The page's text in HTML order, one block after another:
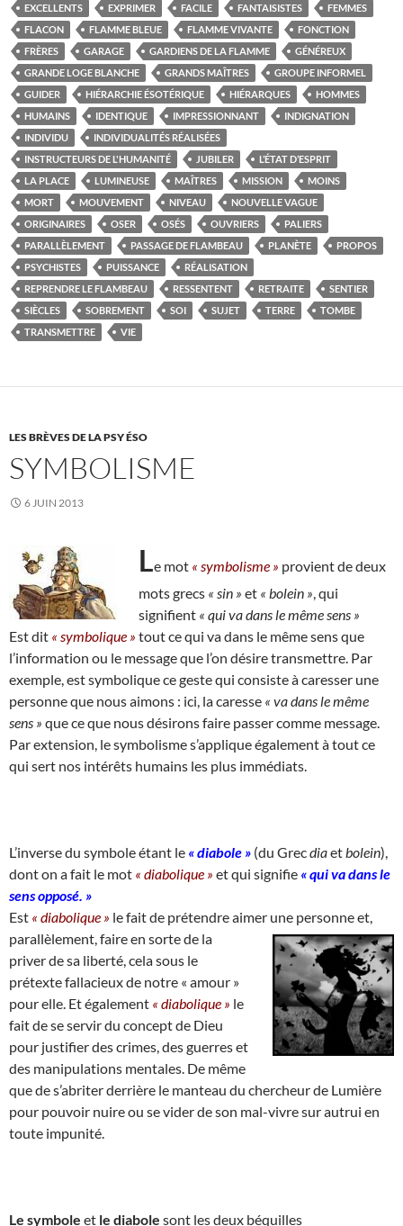
EXCELLENTS
EXPRIMER FACILE FANTAISISTES
FEMMES
FLACON
FLAMME BLEUE FLAMME VIVANTE
FONCTION
FRÈRES
GARAGE GARDIENS DE LA FLAMME
GÉNÉREUX
GRANDE LOGE BLANCHE
GRANDS MAÎTRES
GROUPE INFORMEL
GUIDER
HIÉRARCHIE ÉSOTÉRIQUE HIÉRARQUES
HOMMES
HUMAINS
IDENTIQUE IMPRESSIONNANT
INDIGNATION
INDIVIDU
INDIVIDUALITÉS RÉALISÉES
INSTRUCTEURS DE L'HUMANITÉ
JUBILER
L’ÉTAT D’ESPRIT
LA PLACE
LUMINEUSE MAÎTRES MISSION
MOINS
MORT
MOUVEMENT NIVEAU
NOUVELLE VAGUE
ORIGINAIRES
OSER OSÉS OUVRIERS
PALIERS
PARALLÈLEMENT
PASSAGE DE FLAMBEAU PLANÈTE
PROPOS
PSYCHISTES
PUISSANCE
RÉALISATION
REPRENDRE LE FLAMBEAU
RESSENTENT RETRAITE
SENTIER
SIÈCLES
SOBREMENT SOI SUJET TERRE
TOMBE
TRANSMETTRE
VIE
LES BRÈVES DE LA PSY ÉSO
SYMBOLISME
6 JUIN 2013
Le mot « symbolisme » provient de deux
mots grecs « sin » et « bolein » , qui
signifient « qui va dans le même sens »
Est dit « symbolique » tout ce qui va dans le même sens que
l’information ou le message que l’on désire transmettre. Par
exemple, est symbolique ce geste qui consiste à caresser une
personne que nous aimons : ici, la caresse « va dans le même
sens » que ce que nous désirons faire passer comme message.
Par extension, le symbolisme s’applique également à tout ce
qui sert nos intérêts humains les plus immédiats.
L’inverse du symbole étant le « diabole » (du Grecdiaet bolein),
dont on a fait le mot « diabolique » et qui signifie « qui va dans le
sens opposé. »
Est « diabolique » le fait de prétendre aimer une personne et,
parallèlement, faire en sorte de la
priver de sa liberté, cela sous le
prétexte fallacieux de notre « amour »
pour elle. Et également « diabolique » le
fait de se servir du concept de Dieu
pour justifier des crimes, des guerres et
des manipulations mentales. De même
que de s’abriter derrière le manteau du chercheur de Lumière
pour pouvoir nuire ou se vider de son mal-vivre sur autrui en
toute impunité.
Le symbole et le diabole sont les deux béquilles